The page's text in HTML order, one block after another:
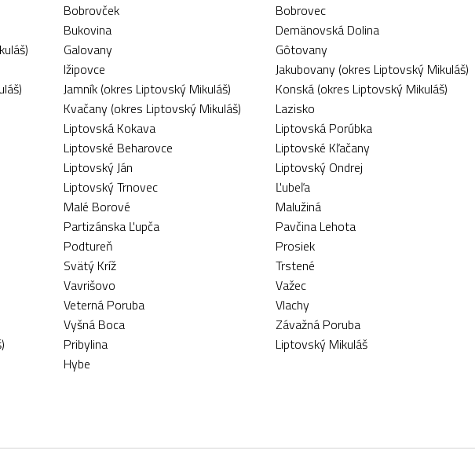
Bobrovček
Bobrovec
Bukovina
Demänovská Dolina
Galovany
Gôtovany
Ižipovce
Jakubovany (okres Liptovský Mikuláš)
Jamník (okres Liptovský Mikuláš)
Konská (okres Liptovský Mikuláš)
Kvačany (okres Liptovský Mikuláš)
Lazisko
Liptovská Kokava
Liptovská Porúbka
Liptovské Beharovce
Liptovské Kľačany
Liptovský Ján
Liptovský Ondrej
Liptovský Trnovec
Ľubeľa
Malé Borové
Malužiná
Partizánska Ľupča
Pavčina Lehota
Podtureň
Prosiek
Svätý Kríž
Trstené
Vavrišovo
Važec
Veterná Poruba
Vlachy
Vyšná Boca
Závažná Poruba
Pribylina
Liptovský Mikuláš
Hybe